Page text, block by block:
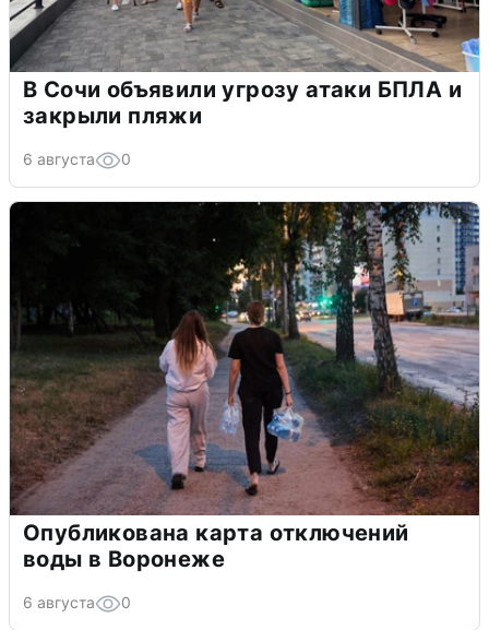
В Сочи объявили угрозу атаки БПЛА и
закрыли пляжи
6 августа 0
Опубликована карта отключений
воды в Воронеже
6 августа 0